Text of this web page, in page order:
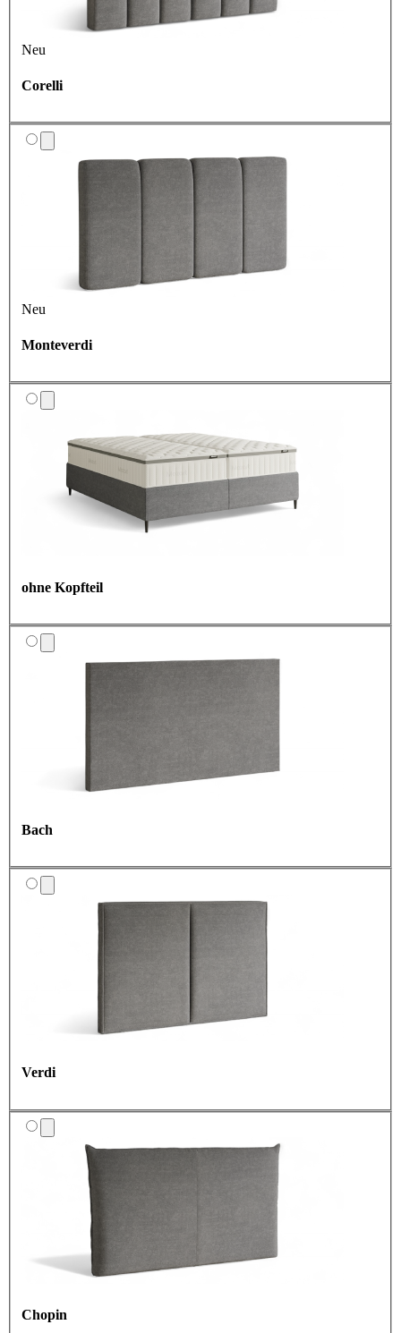
Neu
Corelli
Neu
Monteverdi
ohne Kopfteil
Bach
Verdi
Chopin